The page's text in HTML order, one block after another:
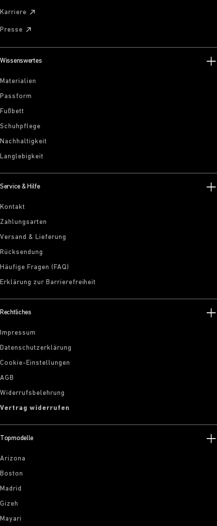
Karriere
Presse
Wissenswertes
Materialien
Passform
Fußbett
Schuhpflege
Nachhaltigkeit
Langlebigkeit
Service & Hilfe
Kontakt
Zahlungsarten
Versand & Lieferung
Rücksendung
Häufige Fragen (FAQ)
Erklärung zur Barrierefreiheit
Rechtliches
Impressum
Datenschutzerklärung
Cookie-Einstellungen
AGB
Widerrufsbelehrung
Vertrag widerrufen
Topmodelle
Arizona
Boston
Madrid
Gizeh
Mayari